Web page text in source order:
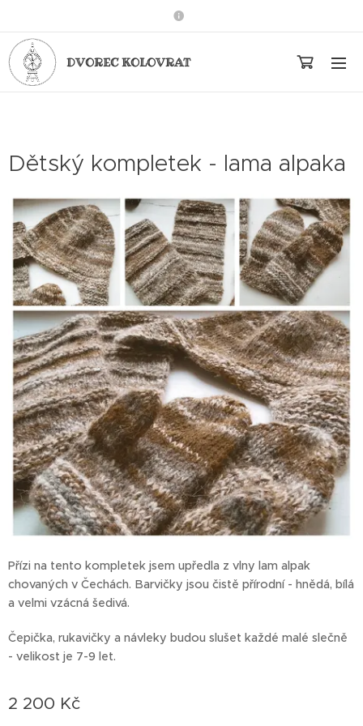
DVOREC KOLOVRAT
Dětský kompletek - lama alpaka
Přízi na tento kompletek jsem upředla z vlny lam alpak
chovaných v Čechách. Barvičky jsou čistě přírodní - hnědá, bílá
a velmi vzácná šedivá.
Čepička, rukavičky a návleky budou slušet každé malé slečně
- velikost je 7-9 let.
2 200 Kč